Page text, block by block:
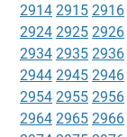
2914 2915 2916
2924 2925 2926
2934 2935 2936
2944 2945 2946
2954 2955 2956
2964 2965 2966